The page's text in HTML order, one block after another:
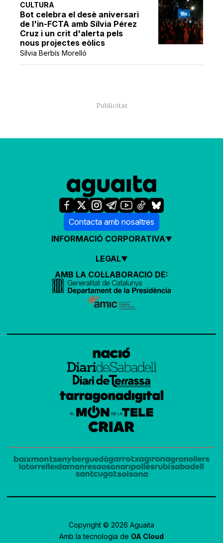
CULTURA
Bot celebra el desè aniversari
de l'in-FCTA amb Sílvia Pérez
Cruz i un crit d'alerta pels
nous projectes eòlics
Sílvia Berbís Morelló
Contacta amb nosaltres
INFORMACIÓ CORPORATIVA
LEGAL
AMB LA COL·LABORACIÓ DE:
Copyright © 2026 Aguaita
Amb la tecnologia de OA Cloud